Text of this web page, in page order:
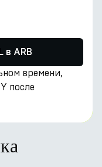
в ARB
времени,
после